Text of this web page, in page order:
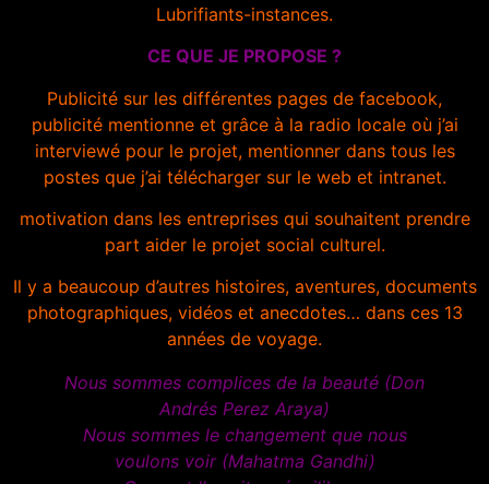
Lubrifiants-instances.
CE QUE JE PROPOSE ?
Publicité sur les différentes pages de facebook,
publicité mentionne et grâce à la radio locale où j’ai
interviewé pour le projet, mentionner dans tous les
postes que j’ai télécharger sur le web et intranet.
motivation dans les entreprises qui souhaitent prendre
part aider le projet social culturel.
Il y a beaucoup d’autres histoires, aventures, documents
photographiques, vidéos et anecdotes… dans ces 13
années de voyage.
Nous sommes complices de la beauté (Don
Andrés Perez Araya)
Nous sommes le changement que nous
voulons voir (Mahatma Gandhi)